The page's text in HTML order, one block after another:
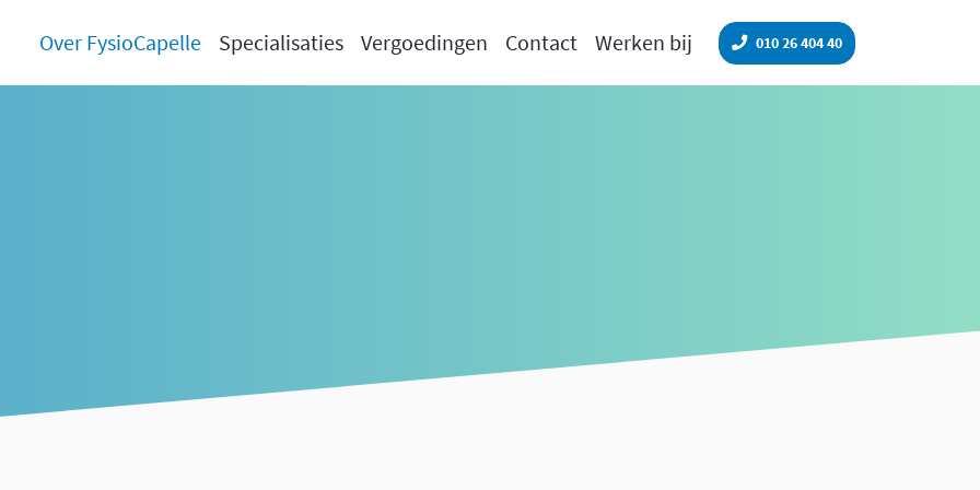
Over FysioCapelle Specialisaties Vergoedingen Contact Werken bij 010 26 404 40